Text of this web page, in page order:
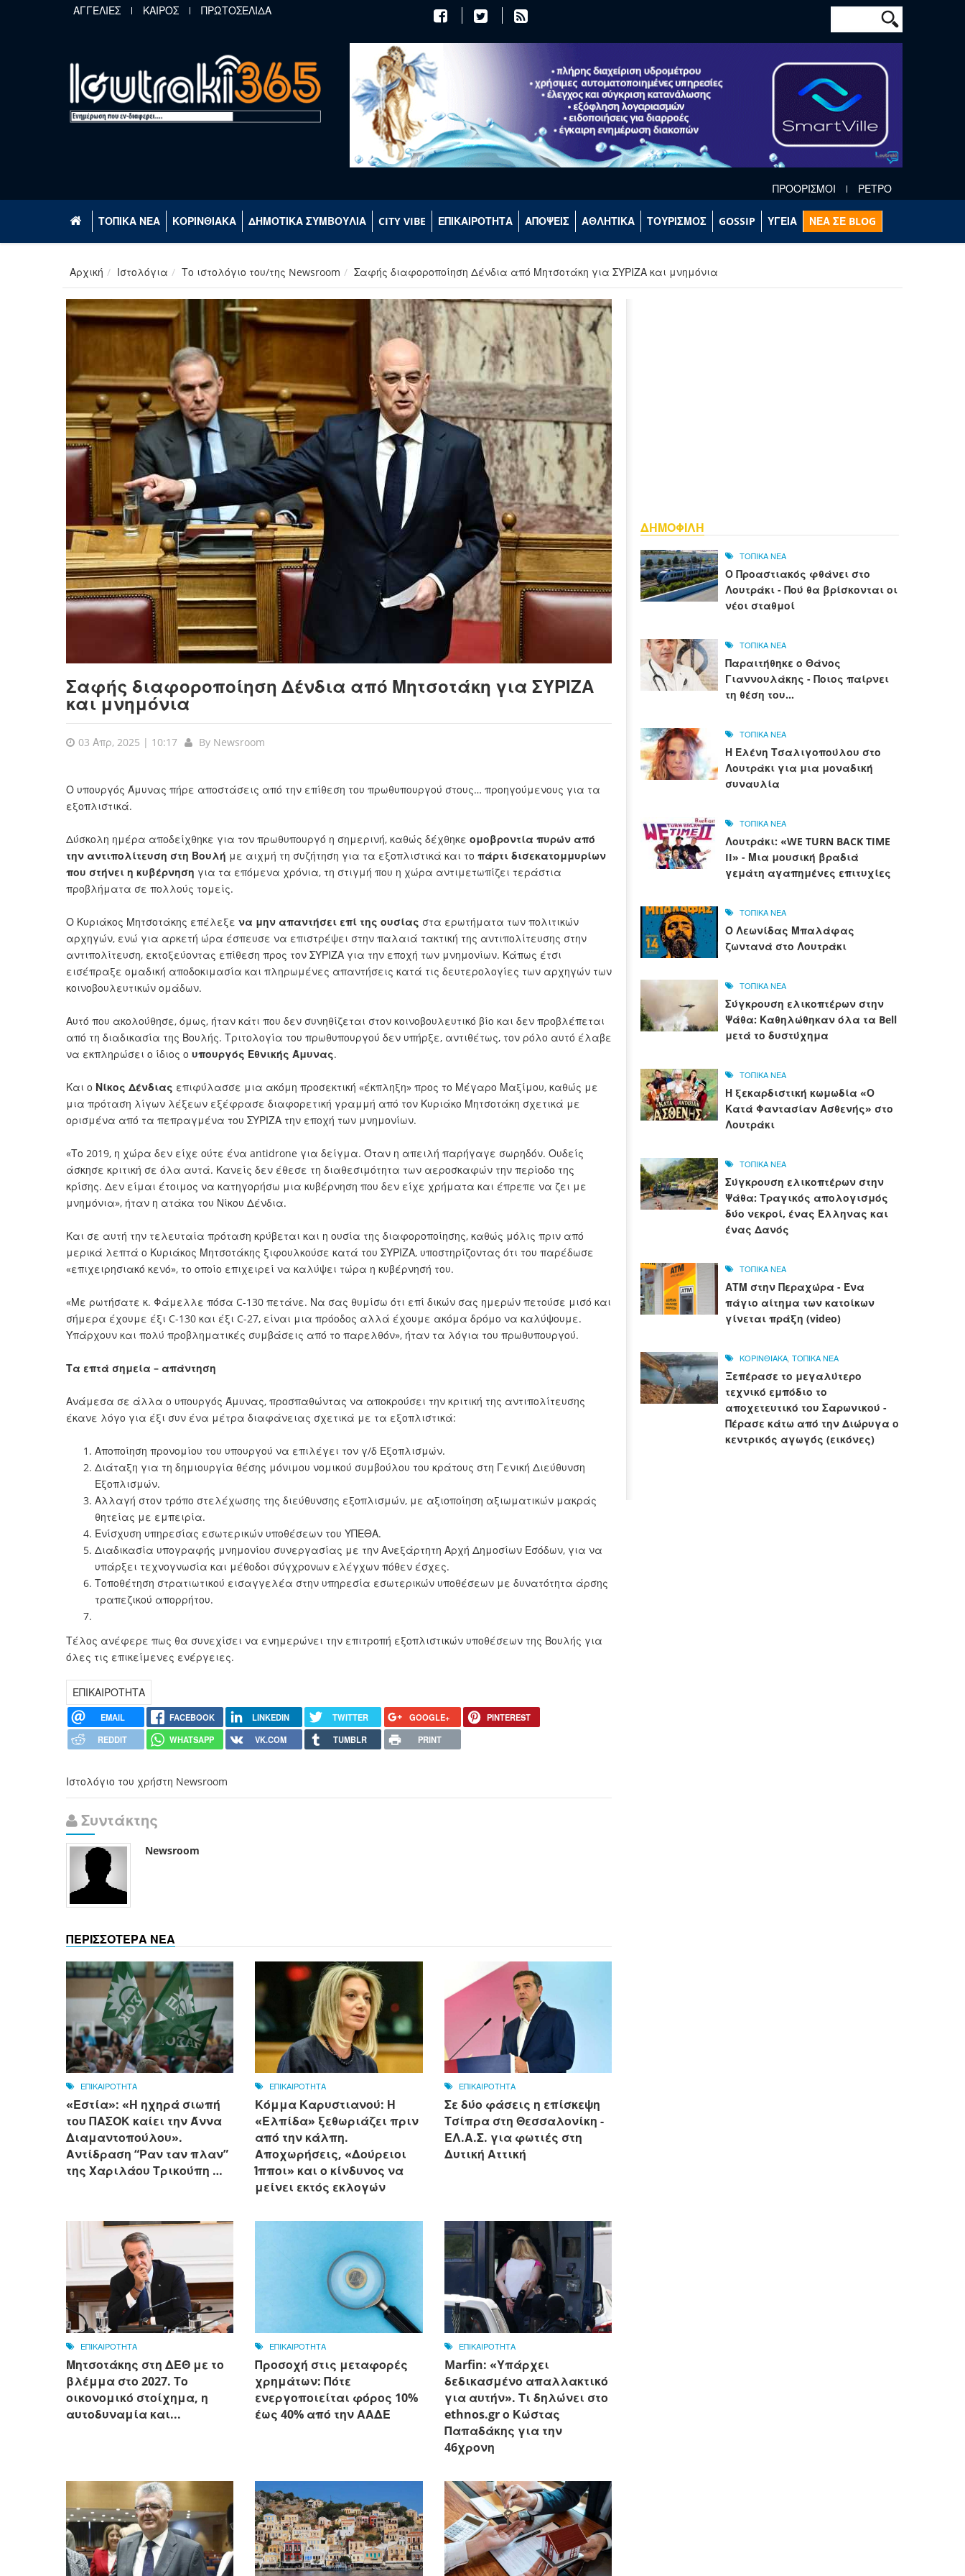
Παράκαμψη προς το κυρίως περιεχόμενο
ΑΓΓΕΛΙΕΣ ΚΑΙΡΟΣ ΠΡΩΤΟΣΕΛΙΔΑ Φόρμα
Αναζήτηση
ΠΡΟΟΡΙΣΜΟΙ ΡΕΤΡΟ
ΤΟΠΙΚΑ ΝΕΑ ΚΟΡΙΝΘΙΑΚΑ ΔΗΜΟΤΙΚΑ ΣΥΜΒΟΥΛΙΑ CITY VIBE ΕΠΙΚΑΙΡΟΤΗΤΑ ΑΠΟΨΕΙΣ ΑΘΛΗΤΙΚΑ ΤΟΥΡΙΣΜΟΣ GOSSIP ΥΓΕΙΑ ΝΕΑ ΣΕ BLOG
Αρχική Ιστολόγια Το ιστολόγιο του/της Newsroom Σαφής διαφοροποίηση Δένδια από Μητσοτάκη για ΣΥΡΙΖΑ και μνημόνια
Σαφής διαφοροποίηση Δένδια από Μητσοτάκη για ΣΥΡΙΖΑ
και μνημόνια
03 Απρ, 2025 | 10:17 By Newsroom
Ο υπουργός Άμυνας πήρε αποστάσεις από την επίθεση του πρωθυπουργού στους… προηγούμενους για τα
εξοπλιστικά.
Δύσκολη ημέρα αποδείχθηκε για τον πρωθυπουργό η σημερινή, καθώς δέχθηκε ομοβροντία πυρών από
την αντιπολίτευση στη Βουλή με αιχμή τη συζήτηση για τα εξοπλιστικά και το πάρτι δισεκατομμυρίων
που στήνει η κυβέρνηση για τα επόμενα χρόνια, τη στιγμή που η χώρα αντιμετωπίζει τεράστια
προβλήματα σε πολλούς τομείς.
Ο Κυριάκος Μητσοτάκης επέλεξε να μην απαντήσει επί της ουσίας στα ερωτήματα των πολιτικών
αρχηγών, ενώ για αρκετή ώρα έσπευσε να επιστρέψει στην παλαιά τακτική της αντιπολίτευσης στην
αντιπολίτευση, εκτοξεύοντας επίθεση προς τον ΣΥΡΙΖΑ για την εποχή των μνημονίων. Κάπως έτσι
εισέπραξε ομαδική αποδοκιμασία και πληρωμένες απαντήσεις κατά τις δευτερολογίες των αρχηγών των
κοινοβουλευτικών ομάδων.
Αυτό που ακολούθησε, όμως, ήταν κάτι που δεν συνηθίζεται στον κοινοβουλευτικό βίο και δεν προβλέπεται
από τη διαδικασία της Βουλής. Τριτολογία του πρωθυπουργού δεν υπήρξε, αντιθέτως, τον ρόλο αυτό έλαβε
να εκπληρώσει ο ίδιος ο υπουργός Εθνικής Άμυνας.
Και ο Νίκος Δένδιας επιφύλασσε μια ακόμη προσεκτική «έκπληξη» προς το Μέγαρο Μαξίμου, καθώς με
μια πρόταση λίγων λέξεων εξέφρασε διαφορετική γραμμή από τον Κυριάκο Μητσοτάκη σχετικά με
ορισμένα από τα πεπραγμένα του ΣΥΡΙΖΑ την εποχή των μνημονίων.
«Το 2019, η χώρα δεν είχε ούτε ένα antidrone για δείγμα. Όταν η απειλή παρήγαγε σωρηδόν. Ουδείς
άσκησε κριτική σε όλα αυτά. Κανείς δεν έθεσε τη διαθεσιμότητα των αεροσκαφών την περίοδο της
κρίσης. Δεν είμαι έτοιμος να κατηγορήσω μια κυβέρνηση που δεν είχε χρήματα και έπρεπε να ζει με
μνημόνια», ήταν η ατάκα του Νίκου Δένδια.
Και σε αυτή την τελευταία πρόταση κρύβεται και η ουσία της διαφοροποίησης, καθώς μόλις πριν από
μερικά λεπτά ο Κυριάκος Μητσοτάκης ξιφουλκούσε κατά του ΣΥΡΙΖΑ, υποστηρίζοντας ότι του παρέδωσε
«επιχειρησιακό κενό», το οποίο επιχειρεί να καλύψει τώρα η κυβέρνησή του.
«Με ρωτήσατε κ. Φάμελλε πόσα C-130 πετάνε. Να σας θυμίσω ότι επί δικών σας ημερών πετούσε μισό και
σήμερα έχουμε έξι C-130 και έξι C-27, είναι μια πρόοδος αλλά έχουμε ακόμα δρόμο να καλύψουμε.
Υπάρχουν και πολύ προβληματικές συμβάσεις από το παρελθόν», ήταν τα λόγια του πρωθυπουργού.
Τα επτά σημεία – απάντηση
Ανάμεσα σε άλλα ο υπουργός Άμυνας, προσπαθώντας να αποκρούσει την κριτική της αντιπολίτευσης
έκανε λόγο για έξι συν ένα μέτρα διαφάνειας σχετικά με τα εξοπλιστικά:
Αποποίηση προνομίου του υπουργού να επιλέγει τον γ/δ Εξοπλισμών.
Διάταξη για τη δημιουργία θέσης μόνιμου νομικού συμβούλου του κράτους στη Γενική Διεύθυνση
Εξοπλισμών.
Αλλαγή στον τρόπο στελέχωσης της διεύθυνσης εξοπλισμών, με αξιοποίηση αξιωματικών μακράς
θητείας με εμπειρία.
Ενίσχυση υπηρεσίας εσωτερικών υποθέσεων του ΥΠΕΘΑ.
Διαδικασία υπογραφής μνημονίου συνεργασίας με την Ανεξάρτητη Αρχή Δημοσίων Εσόδων, για να
υπάρξει τεχνογνωσία και μέθοδοι σύγχρονων ελέγχων πόθεν έσχες.
Τοποθέτηση στρατιωτικού εισαγγελέα στην υπηρεσία εσωτερικών υποθέσεων με δυνατότητα άρσης
τραπεζικού απορρήτου.
Τέλος ανέφερε πως θα συνεχίσει να ενημερώνει την επιτροπή εξοπλιστικών υποθέσεων της Βουλής για
όλες τις επικείμενες ενέργειες.
ΕΠΙΚΑΙΡΟΤΗΤΑ
EMAIL FACEBOOK LINKEDIN TWITTER GOOGLE+
PINTEREST
REDDIT
WHATSAPP VK.COM TUMBLR PRINT
Ιστολόγιο του χρήστη Newsroom
Συντάκτης
Newsroom
ΠΕΡΙΣΣΟΤΕΡΑ ΝΕΑ
ΕΠΙΚΑΙΡΟΤΗΤΑ
«Εστία»: «Η ηχηρά σιωπή
του ΠΑΣΟΚ καίει την Άννα
Διαμαντοπούλου».
Αντίδραση “Ραν ταν πλαν”
της Χαριλάου Τρικούπη …
ΕΠΙΚΑΙΡΟΤΗΤΑ
Κόμμα Καρυστιανού: Η
«Ελπίδα» ξεθωριάζει πριν
από την κάλπη.
Αποχωρήσεις, «Δούρειοι
Ίπποι» και ο κίνδυνος να
μείνει εκτός εκλογών
ΕΠΙΚΑΙΡΟΤΗΤΑ
Σε δύο φάσεις η επίσκεψη
Τσίπρα στη Θεσσαλονίκη -
ΕΛ.Α.Σ. για φωτιές στη
Δυτική Αττική
ΕΠΙΚΑΙΡΟΤΗΤΑ
Μητσοτάκης στη ΔΕΘ με το
βλέμμα στο 2027. Το
οικονομικό στοίχημα, η
αυτοδυναμία και...
ΕΠΙΚΑΙΡΟΤΗΤΑ
Προσοχή στις μεταφορές
χρημάτων: Πότε
ενεργοποιείται φόρος 10%
έως 40% από την ΑΑΔΕ
ΕΠΙΚΑΙΡΟΤΗΤΑ
Marfin: «Υπάρχει
δεδικασμένο απαλλακτικό
για αυτήν». Τι δηλώνει στο
ethnos.gr ο Κώστας
Παπαδάκης για την
46χρονη
ΔΗΜΟΦΙΛΗ
ΤΟΠΙΚΑ ΝΕΑ
Ο Προαστιακός φθάνει στο
Λουτράκι - Πού θα βρίσκονται οι
νέοι σταθμοί
ΤΟΠΙΚΑ ΝΕΑ
Παραιτήθηκε ο Θάνος
Γιαννουλάκης - Ποιος παίρνει
τη θέση του...
ΤΟΠΙΚΑ ΝΕΑ
Η Ελένη Τσαλιγοπούλου στο
Λουτράκι για μια μοναδική
συναυλία
ΤΟΠΙΚΑ ΝΕΑ
Λουτράκι: «WE TURN BACK TIME
II» - Μια μουσική βραδιά
γεμάτη αγαπημένες επιτυχίες
ΤΟΠΙΚΑ ΝΕΑ
Ο Λεωνίδας Μπαλάφας
ζωντανά στο Λουτράκι
ΤΟΠΙΚΑ ΝΕΑ
Σύγκρουση ελικοπτέρων στην
Ψάθα: Καθηλώθηκαν όλα τα Bell
μετά το δυστύχημα
ΤΟΠΙΚΑ ΝΕΑ
Η ξεκαρδιστική κωμωδία «Ο
Κατά Φαντασίαν Ασθενής» στο
Λουτράκι
ΤΟΠΙΚΑ ΝΕΑ
Σύγκρουση ελικοπτέρων στην
Ψάθα: Τραγικός απολογισμός
δύο νεκροί, ένας Έλληνας και
ένας Δανός
ΤΟΠΙΚΑ ΝΕΑ
ΑΤΜ στην Περαχώρα - Ένα
πάγιο αίτημα των κατοίκων
γίνεται πράξη (video)
ΚΟΡΙΝΘΙΑΚΑ, ΤΟΠΙΚΑ ΝΕΑ
Ξεπέρασε το μεγαλύτερο
τεχνικό εμπόδιο το
αποχετευτικό του Σαρωνικού -
Πέρασε κάτω από την Διώρυγα ο
κεντρικός αγωγός (εικόνες)